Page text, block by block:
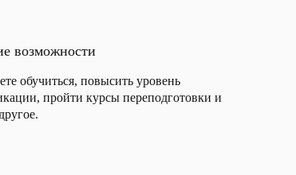
возможности
обучиться, повысить уровень
пройти курсы переподготовки и